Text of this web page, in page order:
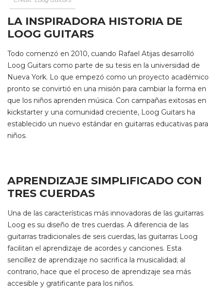
LA INSPIRADORA HISTORIA DE
LOOG GUITARS
Todo comenzó en 2010, cuando Rafael Atijas desarrolló
Loog Guitars como parte de su tesis en la universidad de
Nueva York. Lo que empezó como un proyecto académico
pronto se convirtió en una misión para cambiar la forma en
que los niños aprenden música. Con campañas exitosas en
kickstarter y una comunidad creciente, Loog Guitars ha
establecido un nuevo estándar en guitarras educativas para
niños.
APRENDIZAJE SIMPLIFICADO CON
TRES CUERDAS
Una de las características más innovadoras de las guitarras
Loog es su diseño de tres cuerdas. A diferencia de las
guitarras tradicionales de seis cuerdas, las guitarras Loog
facilitan el aprendizaje de acordes y canciones. Esta
sencillez de aprendizaje no sacrifica la musicalidad; al
contrario, hace que el proceso de aprendizaje sea más
accesible y gratificante para los niños.